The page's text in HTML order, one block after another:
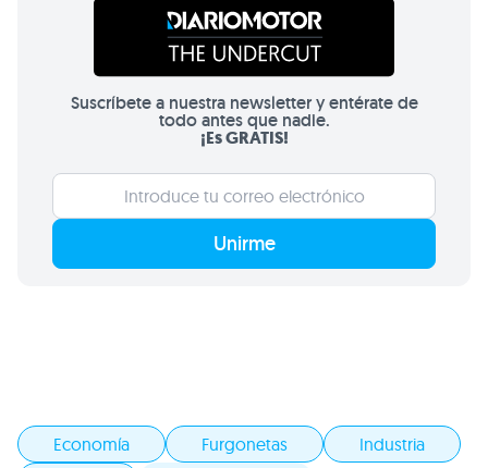
Suscríbete a nuestra newsletter y entérate de
todo antes que nadie.
¡Es GRATIS!
Unirme
Economía Furgonetas
Industria